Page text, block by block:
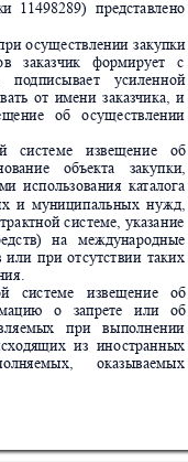
11498289) представлено
осуществлении закупки
в заказчик формирует
с
подписывает усиленной
вать от имени заказчика, и
щение об осуществлении
й системе извещение
об
ие объекта закупки,
использования каталога
х и муниципальных нужд,
рактной системе указание
в) на международные
или при отсутствии таких
я.
  сис
теме извещение
об
о   запрете   или   об
емых
  пр
и выполнении
одящих из иностранных
олняемых, оказываемых